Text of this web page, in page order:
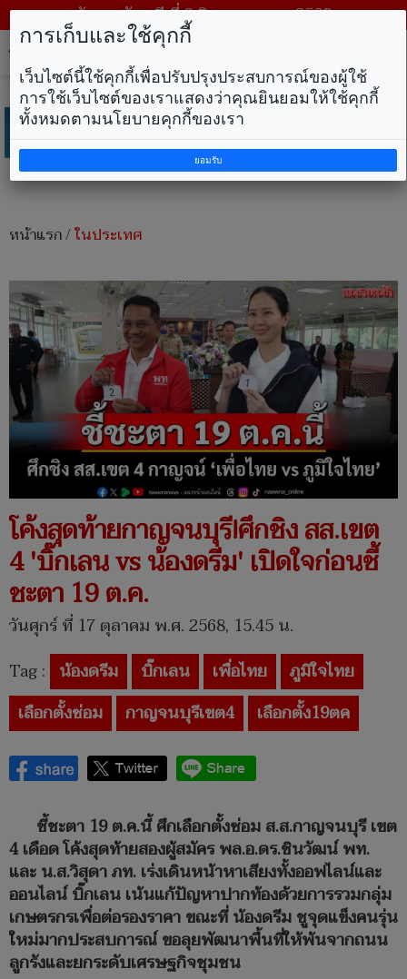
วันพฤหัสบดี ที่ 6 สิงหาคม พ.ศ. 2569
หน้าแรก/ในประเทศ
โค้งสุดท้ายกาญจนบุรี!ศึกชิง สส.เขต
4 'บิ๊กเลน vs น้องดรีม' เปิดใจก่อนชี้
ชะตา 19 ต.ค.
วันศุกร์ ที่ 17 ตุลาคม พ.ศ. 2568, 15.45 น.
Tag : น้องดรีม บิ๊กเลน เพื่อไทย
ภูมิใจไทย
เลือกตั้งซ่อม
กาญจนบุรีเขต4 เลือกตั้ง19ตค
ชี้ชะตา 19 ต.ค.นี้ ศึกเลือกตั้งซ่อม ส.ส.กาญจนบุรี เขต
4 เดือด โค้งสุดท้ายสองผู้สมัคร พล.อ.ดร.ชินวัฒน์ พท.
และ น.ส.วิสุดา ภท. เร่งเดินหน้าหาเสียงทั้งออฟไลน์และ
ออนไลน์ บิ๊กเลน เน้นแก้ปัญหาปากท้องด้วยการรวมกลุ่ม
เกษตรกรเพื่อต่อรองราคา ขณะที่ น้องดรีม ชูจุดแข็งคนรุ่น
ใหม่มากประสบการณ์ ขอลุยพัฒนาพื้นที่ให้พ้นจากถนน
ลูกรังและยกระดับเศรษฐกิจชุมชน
การเก็บและใช้คุกกี้
เว็บไซต์นี้ใช้คุกกี้เพื่อปรับปรุงประสบการณ์ของผู้ใช้
การใช้เว็บไซต์ของเราแสดงว่าคุณยินยอมให้ใช้คุกกี้
ทั้งหมดตามนโยบายคุกกี้ของเรา
ยอมรับ